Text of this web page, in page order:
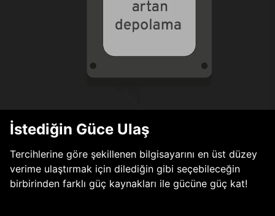
İstediğin Güce Ulaş
Tercihlerine göre şekillenen bilgisayarını en üst düzey
verime ulaştırmak için dilediğin gibi seçebileceğin
birbirinden farklı güç kaynakları ile gücüne güç kat!